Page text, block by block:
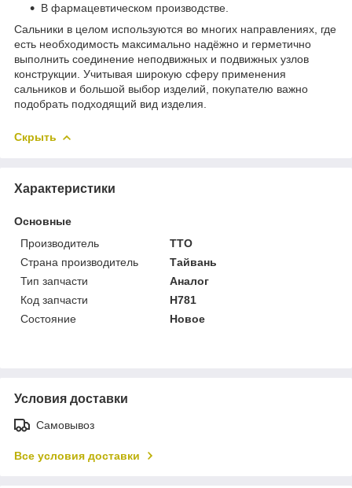
В фармацевтическом производстве.
Сальники в целом используются во многих направлениях, где
есть необходимость максимально надёжно и герметично
выполнить соединение неподвижных и подвижных узлов
конструкции. Учитывая широкую сферу применения
сальников и большой выбор изделий, покупателю важно
подобрать подходящий вид изделия.
Скрыть
Характеристики
Основные
Производитель
TTO
Страна производитель
Тайвань
Тип запчасти
Аналог
Код запчасти
H781
Состояние
Новое
Условия доставки
Самовывоз
Все условия доставки